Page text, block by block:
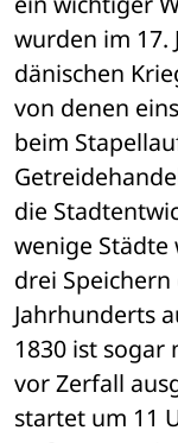
wurden im
dänischen
von denen
beim
die
wenige Städte
drei
Jahrhunderts
1830 ist sogar
vor Zerfall
startet um 11